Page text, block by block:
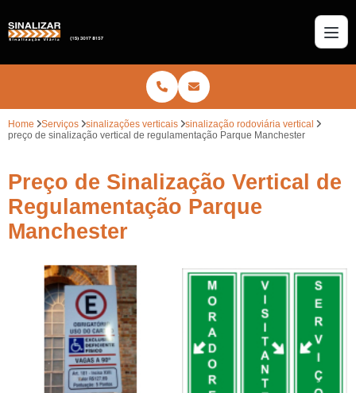
Home Serviços sinalizações verticais
sinalização rodoviária vertical
preço de sinalização vertical de regulamentação Parque Manchester
Preço de Sinalização Vertical de
Regulamentação Parque
Manchester